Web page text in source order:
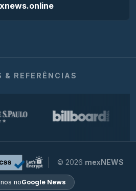
& REFERÊNCIAS
© 2026 mexNEWS
noGoogle News